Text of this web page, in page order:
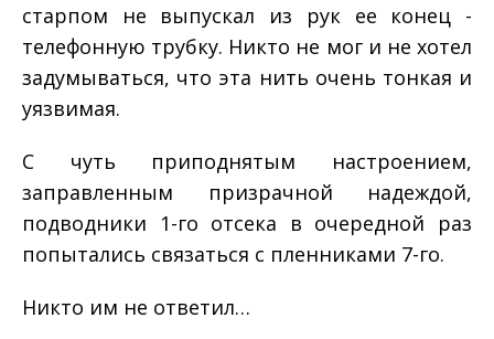
старпом не выпускал из рук ее конец ­
телефонную трубку. Никто не мог и не хотел
задумываться, что эта нить очень тонкая и
уязвимая.
С чуть приподнятым настроением,
заправленным призрачной надеждой,
подводники 1-­го отсека в очередной раз
попытались связаться с пленниками 7-­го.
Никто им не ответил…